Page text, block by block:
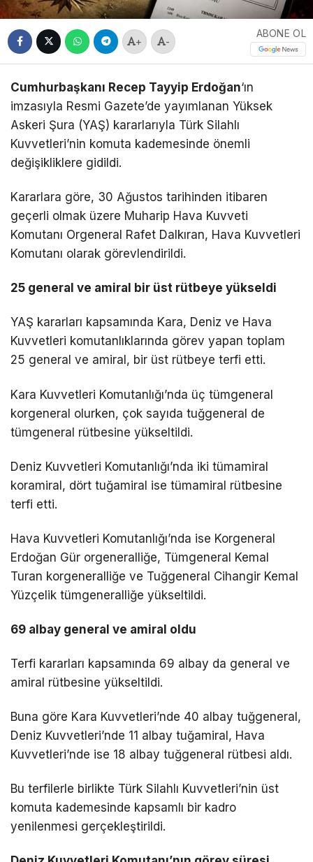
+ -
ABONE OL
Cumhurbaşkanı Recep Tayyip Erdoğan‘ın
imzasıyla Resmi Gazete’de yayımlanan Yüksek
Askeri Şura (YAŞ) kararlarıyla Türk Silahlı
Kuvvetleri’nin komuta kademesinde önemli
değişikliklere gidildi.
Kararlara göre, 30 Ağustos tarihinden itibaren
geçerli olmak üzere Muharip Hava Kuvveti
Komutanı Orgeneral Rafet Dalkıran, Hava Kuvvetleri
Komutanı olarak görevlendirildi.
25 general ve amiral bir üst rütbeye yükseldi
YAŞ kararları kapsamında Kara, Deniz ve Hava
Kuvvetleri komutanlıklarında görev yapan toplam
25 general ve amiral, bir üst rütbeye terfi etti.
Kara Kuvvetleri Komutanlığı’nda üç tümgeneral
korgeneral olurken, çok sayıda tuğgeneral de
tümgeneral rütbesine yükseltildi.
Deniz Kuvvetleri Komutanlığı’nda iki tümamiral
koramiral, dört tuğamiral ise tümamiral rütbesine
terfi etti.
Hava Kuvvetleri Komutanlığı’nda ise Korgeneral
Erdoğan Gür orgeneralliğe, Tümgeneral Kemal
Turan korgeneralliğe ve Tuğgeneral Cihangir Kemal
Yüzçelik tümgeneralliğe yükseltildi.
69 albay general ve amiral oldu
Terfi kararları kapsamında 69 albay da general ve
amiral rütbesine yükseltildi.
Buna göre Kara Kuvvetleri’nde 40 albay tuğgeneral,
Deniz Kuvvetleri’nde 11 albay tuğamiral, Hava
Kuvvetleri’nde ise 18 albay tuğgeneral rütbesi aldı.
Bu terfilerle birlikte Türk Silahlı Kuvvetleri’nin üst
komuta kademesinde kapsamlı bir kadro
yenilenmesi gerçekleştirildi.